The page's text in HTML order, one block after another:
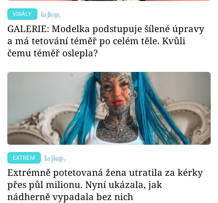
VIRÁLY
GALERIE: Modelka podstupuje šílené úpravy
a má tetování téměř po celém těle. Kvůli
čemu téměř oslepla?
EXTRÉM
Extrémně potetovaná žena utratila za kérky
přes půl milionu. Nyní ukázala, jak
nádherně vypadala bez nich